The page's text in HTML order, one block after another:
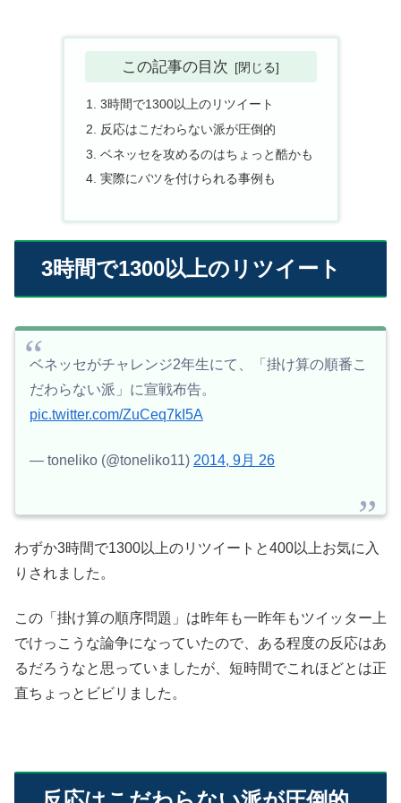
この記事の目次
3時間で1300以上のリツイート
反応はこだわらない派が圧倒的
ベネッセを攻めるのはちょっと酷かも
実際にバツを付けられる事例も
3時間で1300以上のリツイート
ベネッセがチャレンジ2年生にて、「掛け算の順番こ
だわらない派」に宣戦布告。
pic.twitter.com/ZuCeq7kI5A
— toneliko (@toneliko11) 2014, 9月 26
わずか3時間で1300以上のリツイートと400以上お気に入
りされました。
この「掛け算の順序問題」は昨年も一昨年もツイッター上
でけっこうな論争になっていたので、ある程度の反応はあ
るだろうなと思っていましたが、短時間でこれほどとは正
直ちょっとビビリました。